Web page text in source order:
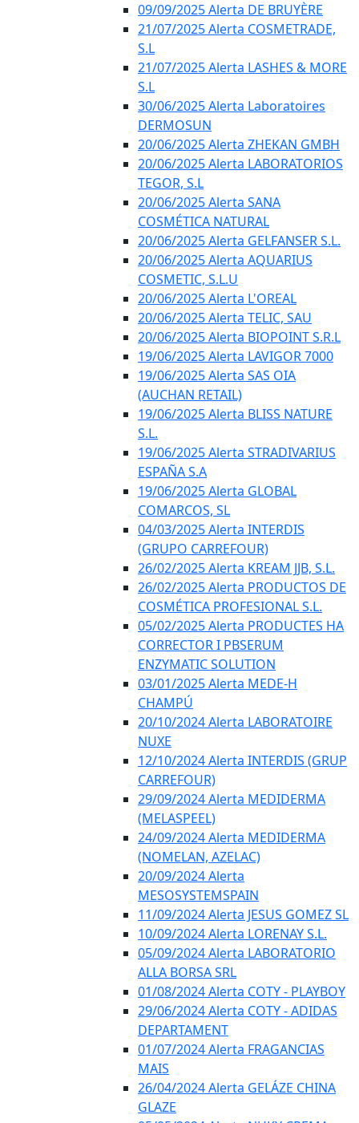
09/09/2025 Alerta DE BRUYÈRE
21/07/2025 Alerta COSMETRADE,
S.L
21/07/2025 Alerta LASHES & MORE
S.L
30/06/2025 Alerta Laboratoires
DERMOSUN
20/06/2025 Alerta ZHEKAN GMBH
20/06/2025 Alerta LABORATORIOS
TEGOR, S.L
20/06/2025 Alerta SANA
COSMÉTICA NATURAL
20/06/2025 Alerta GELFANSER S.L.
20/06/2025 Alerta AQUARIUS
COSMETIC, S.L.U
20/06/2025 Alerta L'OREAL
20/06/2025 Alerta TELIC, SAU
20/06/2025 Alerta BIOPOINT S.R.L
19/06/2025 Alerta LAVIGOR 7000
19/06/2025 Alerta SAS OIA
(AUCHAN RETAIL)
19/06/2025 Alerta BLISS NATURE
S.L.
19/06/2025 Alerta STRADIVARIUS
ESPAÑA S.A
19/06/2025 Alerta GLOBAL
COMARCOS, SL
04/03/2025 Alerta INTERDIS
(GRUPO CARREFOUR)
26/02/2025 Alerta KREAM JJB, S.L.
26/02/2025 Alerta PRODUCTOS DE
COSMÉTICA PROFESIONAL S.L.
05/02/2025 Alerta PRODUCTES HA
CORRECTOR I PBSERUM
ENZYMATIC SOLUTION
03/01/2025 Alerta MEDE-H
CHAMPÚ
20/10/2024 Alerta LABORATOIRE
NUXE
12/10/2024 Alerta INTERDIS (GRUP
CARREFOUR)
29/09/2024 Alerta MEDIDERMA
(MELASPEEL)
24/09/2024 Alerta MEDIDERMA
(NOMELAN, AZELAC)
20/09/2024 Alerta
MESOSYSTEMSPAIN
11/09/2024 Alerta JESUS GOMEZ SL
10/09/2024 Alerta LORENAY S.L.
05/09/2024 Alerta LABORATORIO
ALLA BORSA SRL
01/08/2024 Alerta COTY - PLAYBOY
29/06/2024 Alerta COTY - ADIDAS
DEPARTAMENT
01/07/2024 Alerta FRAGANCIAS
MAIS
26/04/2024 Alerta GELÁZE CHINA
GLAZE